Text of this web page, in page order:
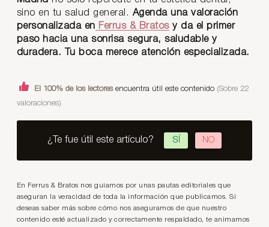
sino en tu salud general. Agenda una valoración
personalizada en Ferrus & Bratosy da el primer
paso hacia una sonrisa segura, saludable y
duradera. Tu boca merece atención especializada.
El 100% de los lectoresencuentra útil este contenido (Sobre 22
valoraciones)
¿Te fue útil este artículo? SÍ NO
En Ferrus & Bratos nos guiamos por unas pautas editoriales que
aseguran la veracidad de toda la información que publicamos. Si
deseas saber más sobre cómo nos aseguramos de que nuestro
contenido esté actualizado y correctamente respaldado, te animamos